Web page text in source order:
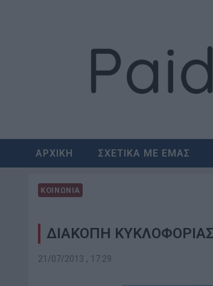
ΑΡΧΙΚΗ ΣΧΕΤΙΚΑ ΜΕ ΕΜΑΣ
ΚΟΙΝΩΝΙΑ
ΔΙΑΚΟΠΗ
21/07/2013 , 17:29